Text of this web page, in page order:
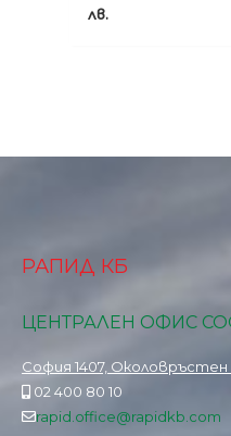
лв.
РАПИД КБ
ЦЕНТРАЛЕН ОФИС
София 1407, Околовръстен
02 400 80 10
rapid.office@rapidkb.com